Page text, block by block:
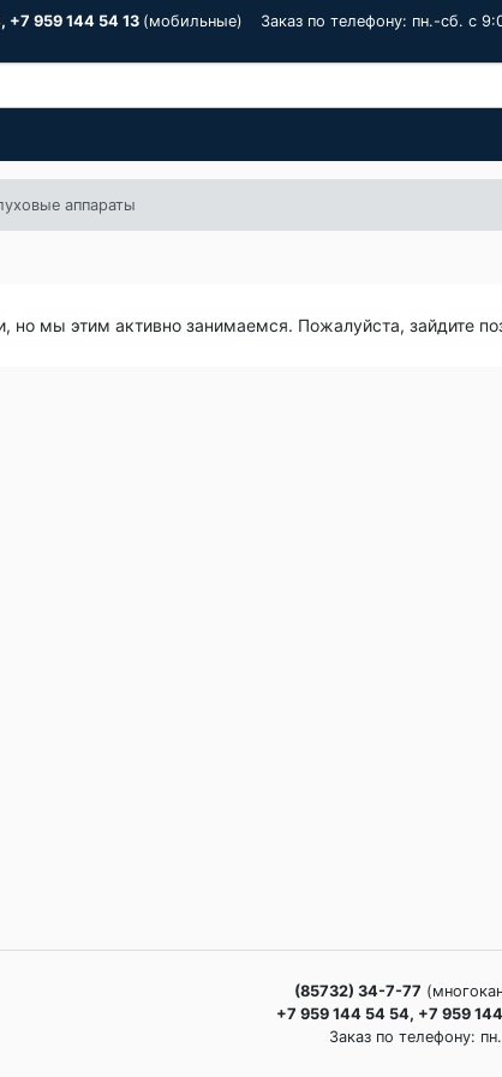
+7 959 144 54 13 (мобильные) Заказ по телефону: пн.-сб. c
аппараты
но мы этим активно занимаемся. Пожалуйста, зайдите
(85732) 34-7-77
+7 959 144 54 54, +7 959
Заказ по телефону: